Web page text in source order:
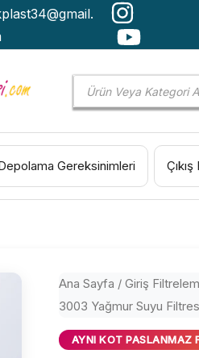
Products
search
Gereksinimleri
Ana Sayfa / Giriş
3003 Yağmur Suyu
AYNI KOT PASLANMAZ